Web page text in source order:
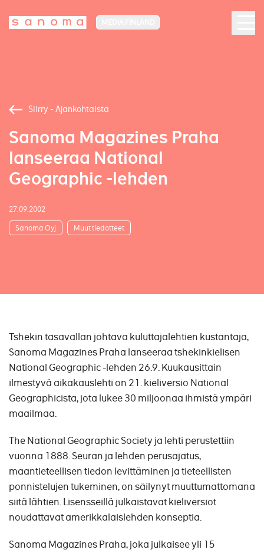
Siirry - Ajankohtaista
Sanoma Magazines Praha
lanseeraa National
Geographic -lehden
27.09.2002
Sanoma Oyj Muut tiedotteet
Tshekin tasavallan johtava kuluttajalehtien kustantaja,
Sanoma Magazines Praha lanseeraa tshekinkielisen
National Geographic -lehden 26.9. Kuukausittain
ilmestyvä aikakauslehti on 21. kieliversio National
Geographicista, jota lukee 30 miljoonaa ihmistä ympäri
maailmaa.
The National Geographic Society ja lehti perustettiin
vuonna 1888. Seuran ja lehden perusajatus,
maantieteellisen tiedon levittäminen ja tieteellisten
ponnistelujen tukeminen, on säilynyt muuttumattomana
siitä lähtien. Lisensseillä julkaistavat kieliversiot
noudattavat amerikkalaislehden konseptia.
Sanoma Magazines Praha, joka julkaisee yli 15